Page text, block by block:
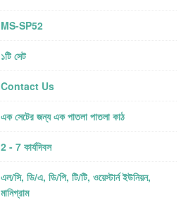
MS-SP52
১টি সেট
Contact Us
এক সেটের জন্য এক পাতলা পাতলা কাঠ
2 - 7 কার্যদিবস
এল/সি, ডি/এ, ডি/পি, টি/টি, ওয়েস্টার্ন ইউনিয়ন,
মানিগ্রাম